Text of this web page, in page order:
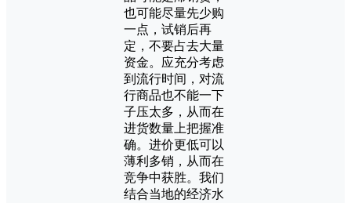
也可能尽量先少购
一点，试销后再
定，不要占去大量
资金。应充分考虑
到流行时间，对流
行商品也不能一下
子压太多，从而在
进货数量上把握准
确。进价更低可以
薄利多销，从而在
竞争中获胜。我们
结合当地的经济水